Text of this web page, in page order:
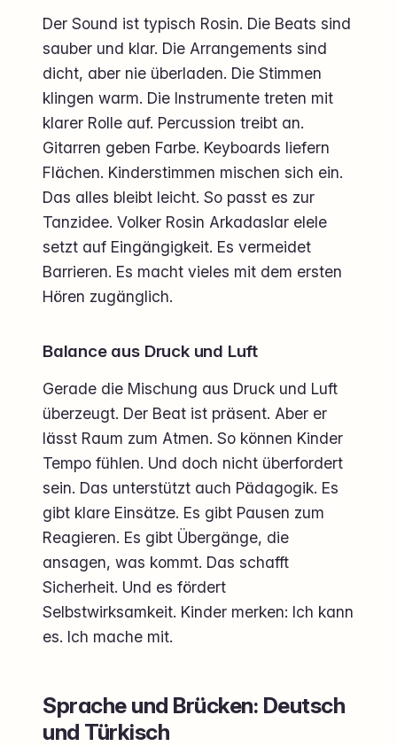
Der Sound ist typisch Rosin. Die Beats sind
sauber und klar. Die Arrangements sind
dicht, aber nie überladen. Die Stimmen
klingen warm. Die Instrumente treten mit
klarer Rolle auf. Percussion treibt an.
Gitarren geben Farbe. Keyboards liefern
Flächen. Kinderstimmen mischen sich ein.
Das alles bleibt leicht. So passt es zur
Tanzidee. Volker Rosin Arkadaslar elele
setzt auf Eingängigkeit. Es vermeidet
Barrieren. Es macht vieles mit dem ersten
Hören zugänglich.
Balance aus Druck und Luft
Gerade die Mischung aus Druck und Luft
überzeugt. Der Beat ist präsent. Aber er
lässt Raum zum Atmen. So können Kinder
Tempo fühlen. Und doch nicht überfordert
sein. Das unterstützt auch Pädagogik. Es
gibt klare Einsätze. Es gibt Pausen zum
Reagieren. Es gibt Übergänge, die
ansagen, was kommt. Das schafft
Sicherheit. Und es fördert
Selbstwirksamkeit. Kinder merken: Ich kann
es. Ich mache mit.
Sprache und Brücken: Deutsch
und Türkisch